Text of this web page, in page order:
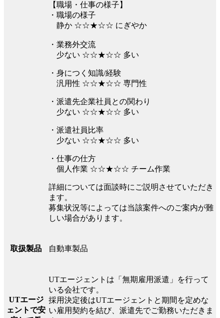
【職場・仕事の様子】
・職場の様子
静か ☆☆★☆☆ にぎやか
・業務外交流
少ない ☆☆★☆☆ 多い
・身につく知識/経験
汎用性 ☆☆★☆☆ 専門性
・派遣先企業社員との関わり
少ない ☆☆★☆☆ 多い
・派遣社員比率
少ない ☆☆★☆☆ 多い
・仕事の仕方
個人作業 ☆☆★☆☆ チーム作業
詳細については面談時にご説明させていただき
ます。
募集状況等によっては当該案件へのご案内が難
しい場合があります。
取扱製品 自動車製品
UTエージ
ェントで安
UTエージェントは「無期雇用派遣」を行って
いる会社です。
採用決定後はUTエージェントと期間を定めな
い雇用契約を結び、派遣先でご勤務いただきま